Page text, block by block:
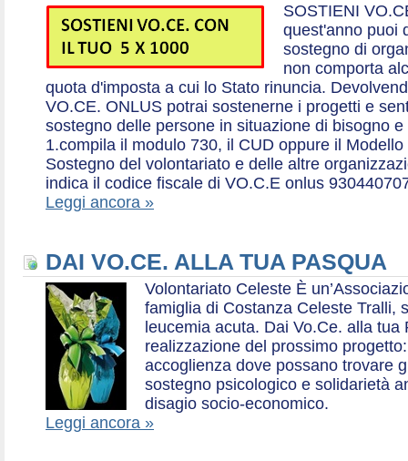
SOSTIENI
quest'anno puoi
sostegno di
non comporta
quota d'imposta a cui lo Stato rinuncia.
VO.CE. ONLUS potrai sostenerne i progetti e
sostegno delle persone in situazione di bisogno
1.compila il modulo 730, il CUD oppure il
Sostegno del volontariato e delle altre
indica il codice fiscale di VO.C.E onlus
Leggi ancora »
DAI VO.CE. ALLA TUA PASQUA
Volontariato Celeste È
famiglia di Costanza Celeste Tralli,
leucemia acuta. Dai Vo.Ce. alla tua
realizzazione del prossimo
accoglienza dove possano trovare
sostegno psicologico e solidarietà
disagio socio-economico.
Leggi ancora »